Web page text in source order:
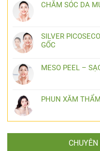
CHĂM SÓC DA
SILVER
GỐC
MESO PEEL –
PHUN XĂM